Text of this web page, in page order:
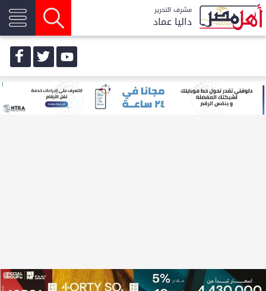
مشرف التحرير
داليا عماد